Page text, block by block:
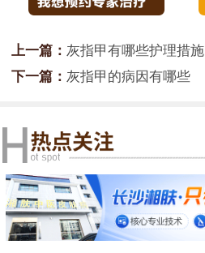
上一篇： 灰指甲有哪些护理措施
下一篇： 灰指甲的病因有哪些